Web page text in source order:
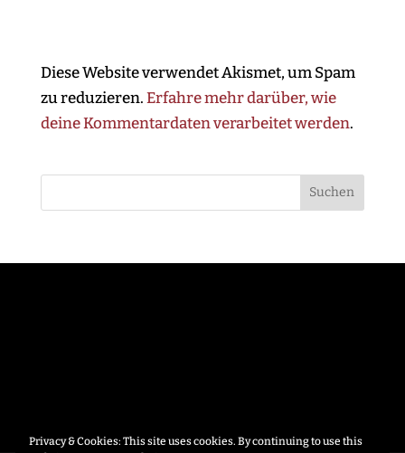
Diese Website verwendet Akismet, um Spam
zu reduzieren.Erfahre mehr darüber, wie
deine Kommentardaten verarbeitet werden.
Privacy & Cookies: This site uses cookies. By continuing to use this